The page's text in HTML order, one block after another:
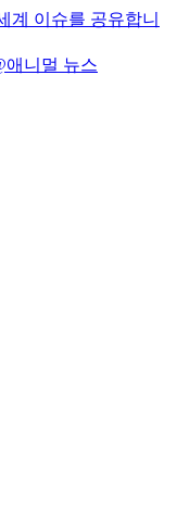
계 이슈를 공유합니
애니멀 뉴스